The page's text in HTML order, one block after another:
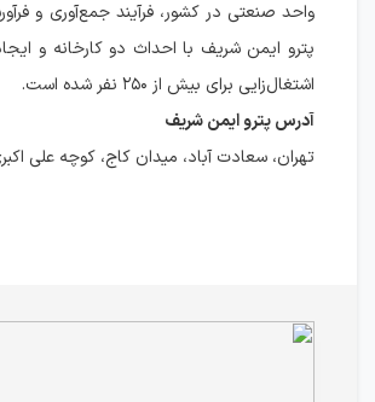
واحد صنعتی در کشور، فرآیند جمع‌آوری و
اشتغال‌زایی برای بیش از ۲۵۰ نفر شده است.
آدرس پترو ایمن شریف
تهران، سعادت آباد، میدان کاج، کوچه علی